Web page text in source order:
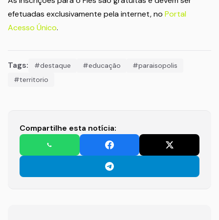
efetuadas exclusivamente pela internet, no Portal
Acesso Único.
Tags: #destaque #educação
#paraisopolis
#territorio
Compartilhe esta notícia: